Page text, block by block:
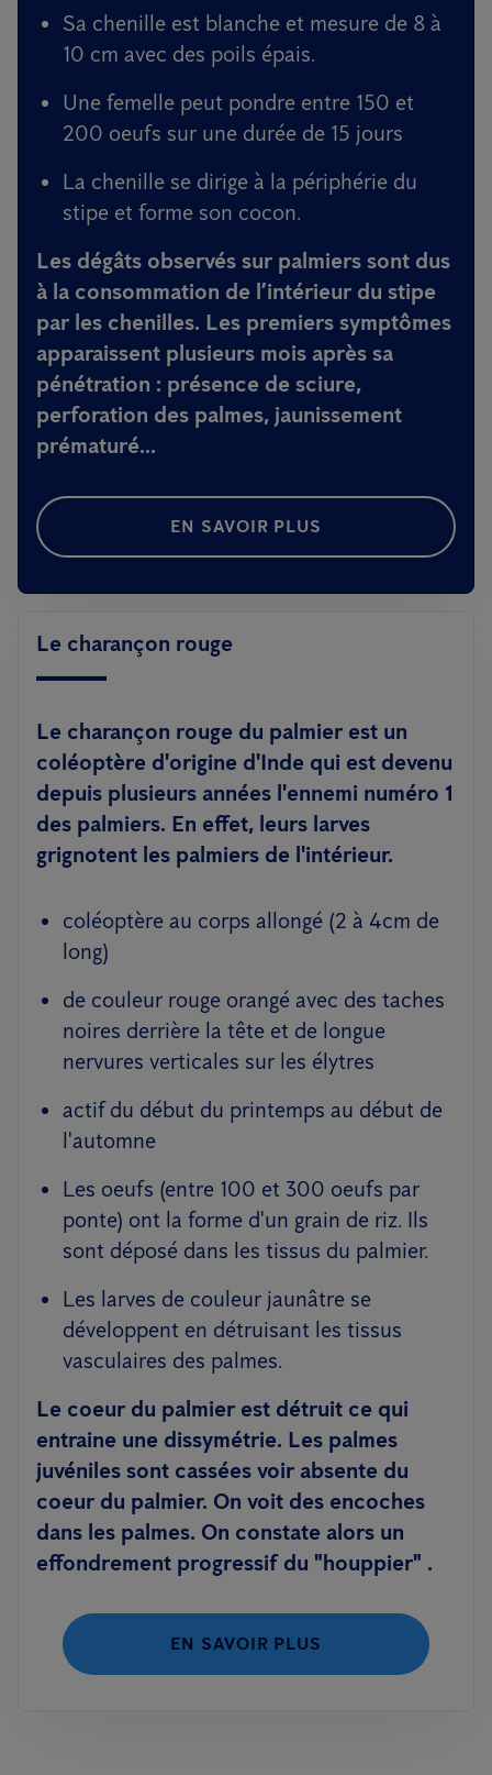
Sa chenille est blanche et mesure de 8 à
10 cm avec des poils épais.
Une femelle peut pondre entre 150 et
200 oeufs sur une durée de 15 jours
La chenille se dirige à la périphérie du
stipe et forme son cocon.
Les dégâts observés sur palmiers sont dus
à la consommation de l’intérieur du stipe
par les chenilles. Les premiers symptômes
apparaissent plusieurs mois après sa
pénétration : présence de sciure,
perforation des palmes, jaunissement
prématuré...
EN SAVOIR PLUS
Le charançon rouge
Le charançon rouge du palmier est un
coléoptère d'origine d'Inde qui est devenu
depuis plusieurs années l'ennemi numéro 1
des palmiers. En effet, leurs larves
grignotent les palmiers de l'intérieur.
coléoptère au corps allongé (2 à 4cm de
long)
de couleur rouge orangé avec des taches
noires derrière la tête et de longue
nervures verticales sur les élytres
actif du début du printemps au début de
l'automne
Les oeufs (entre 100 et 300 oeufs par
ponte) ont la forme d'un grain de riz. Ils
sont déposé dans les tissus du palmier.
Les larves de couleur jaunâtre se
développent en détruisant les tissus
vasculaires des palmes.
Le coeur du palmier est détruit ce qui
entraine une dissymétrie. Les palmes
juvéniles sont cassées voir absente du
coeur du palmier. On voit des encoches
dans les palmes. On constate alors un
effondrement progressif du "houppier" .
EN SAVOIR PLUS